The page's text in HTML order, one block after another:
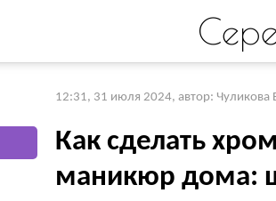
12:31, 31 июля 2024, автор: Чуликова
Как сделать
маникюр дома: